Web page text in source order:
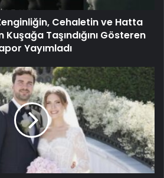
Cehaletin ve Hatta
Taşındığını Gösteren
Yayımladı